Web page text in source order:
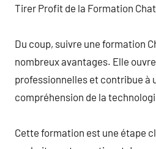
Tirer Profit de la Formation
Du coup, suivre une formation
nombreux avantages. Elle
professionnelles et contribue à
compréhension de la
Cette formation est une étape